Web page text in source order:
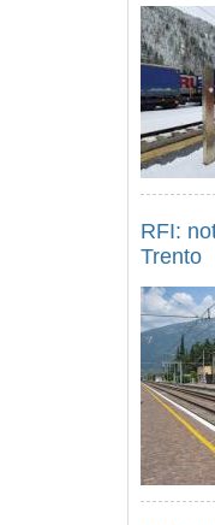
RFI:
Trento